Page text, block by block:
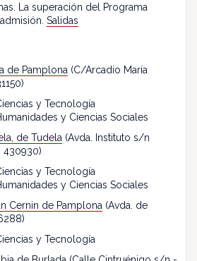
La superación del Programa
Salidas
de Pamplona (C/Arcadio María
y Tecnología
y Ciencias Sociales
de Tudela (Avda. Instituto s/n
430930)
y Tecnología
y Ciencias Sociales
Cernin de Pamplona (Avda. de
y Tecnología